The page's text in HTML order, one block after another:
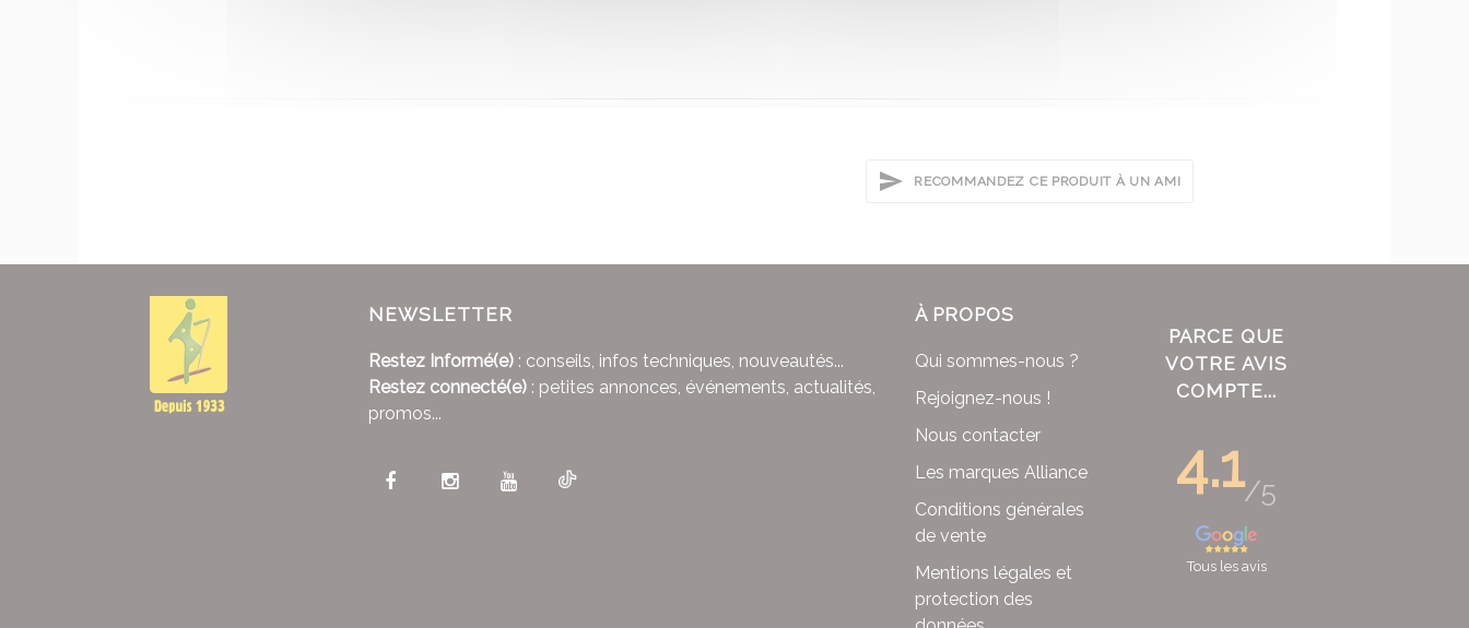
RECOMMANDEZ CE PRODUIT À UN AMI
À PROPOS
Qui sommes-nous ?
Rejoignez-nous !
Nous contacter
Les marques Alliance
Conditions générales
de vente
Mentions légales et
protection des
PARCE QUE
VOTRE AVIS
COMPTE...
4.1/5
Tous les avis
NEWSLETTER
Restez Informé(e) : conseils, infos techniques, nouveautés...
Restez connecté(e) : petites annonces, événements, actualités,
promos...